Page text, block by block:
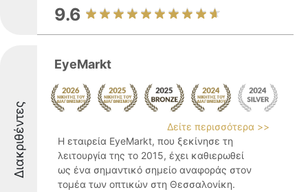
9.6
Διακριθέντες
EyeMarkt
Δείτε περισσότερα >>
Η εταιρεία EyeMarkt, που ξεκίνησε τη
λειτουργία της το 2015, έχει καθιερωθεί
ως ένα σημαντικό σημείο αναφοράς στον
τομέα των οπτικών στη Θεσσαλονίκη.